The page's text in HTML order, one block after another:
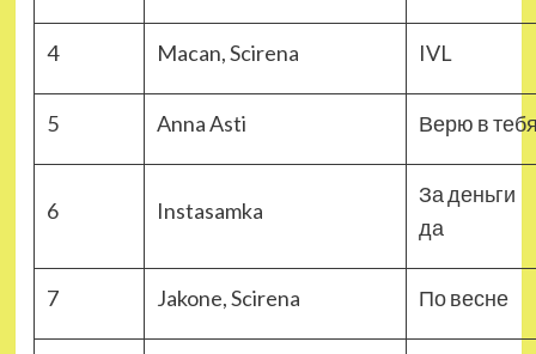
4 Macan, Scirena IVL
5 Anna Asti Верю в
6 Instasamka
За деньги
да
7 Jakone, Scirena По весне